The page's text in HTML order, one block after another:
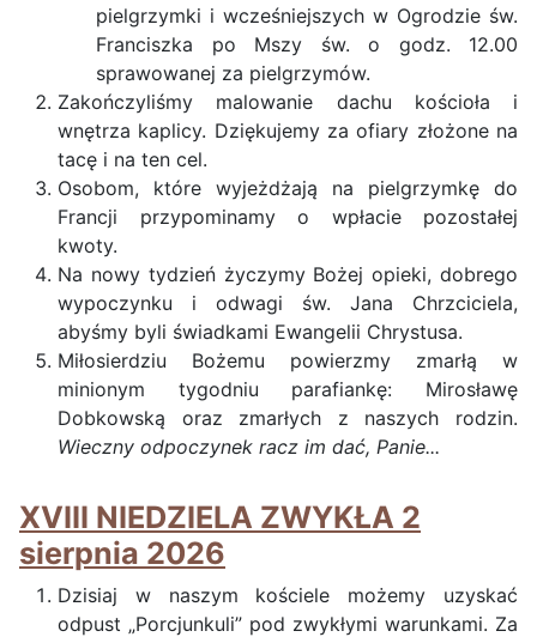
pielgrzymki i wcześniejszych w Ogrodzie św.
Franciszka po Mszy św. o godz. 12.00
sprawowanej za pielgrzymów.
Zakończyliśmy malowanie dachu kościoła i
wnętrza kaplicy. Dziękujemy za ofiary złożone na
tacę i na ten cel.
Osobom, które wyjeżdżają na pielgrzymkę do
Francji przypominamy o wpłacie pozostałej
kwoty.
Na nowy tydzień życzymy Bożej opieki, dobrego
wypoczynku i odwagi św. Jana Chrzciciela,
abyśmy byli świadkami Ewangelii Chrystusa.
Miłosierdziu Bożemu powierzmy zmarłą w
minionym tygodniu parafiankę: Mirosławę
Dobkowską oraz zmarłych z naszych rodzin.
Wieczny odpoczynek racz im dać, Panie...
XVIII NIEDZIELA ZWYKŁA 2
sierpnia 2026
Dzisiaj w naszym kościele możemy uzyskać
odpust „Porcjunkuli” pod zwykłymi warunkami. Za